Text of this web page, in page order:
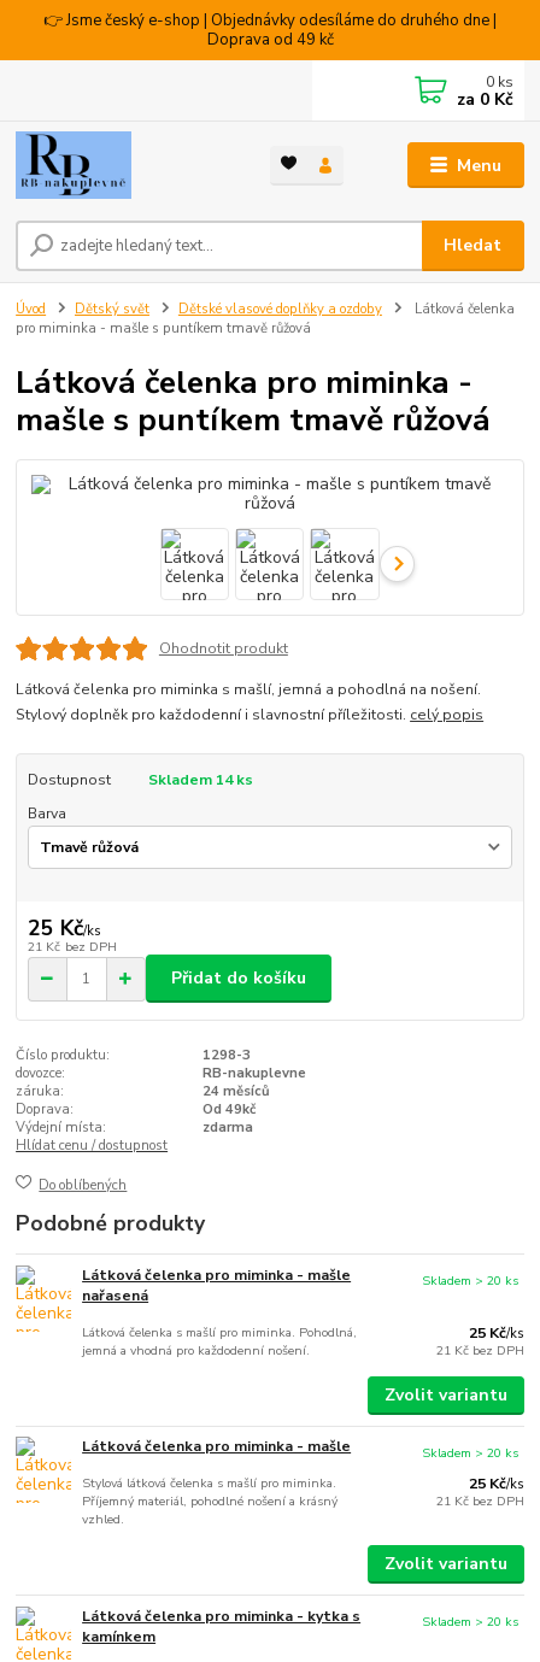
👉 Jsme český e-shop | Objednávky odesíláme do druhého dne |
Doprava od 49 kč
Menu
Hledat
0 ks
za 0 Kč
Úvod Dětský svět Dětské vlasové doplňky a ozdoby
Látková čelenka
pro miminka - mašle s puntíkem tmavě růžová
Látková čelenka pro miminka -
mašle s puntíkem tmavě růžová
Ohodnotit produkt
Látková čelenka pro miminka s mašlí, jemná a pohodlná na nošení.
Stylový doplněk pro každodenní i slavnostní příležitosti. celý popis
Dostupnost
Skladem 14 ks
Barva
25 Kč/ks
21 Kč bez DPH
Přidat do košíku
Číslo produktu:
1298-3
dovozce:
RB-nakuplevne
záruka:
24 měsíců
Doprava:
Od 49kč
Výdejní místa:
zdarma
Hlídat cenu / dostupnost
Do oblíbených
Podobné produkty
Látková čelenka pro miminka - mašle
nařasená
Látková čelenka s mašlí pro miminka. Pohodlná,
jemná a vhodná pro každodenní nošení.
25 Kč/ks
21 Kč bez DPH
Skladem > 20 ks
Zvolit variantu
Látková čelenka pro miminka - mašle
Stylová látková čelenka s mašlí pro miminka.
Příjemný materiál, pohodlné nošení a krásný
vzhled.
25 Kč/ks
21 Kč bez DPH
Skladem > 20 ks
Zvolit variantu
Látková čelenka pro miminka - kytka s
kamínkem
Skladem > 20 ks